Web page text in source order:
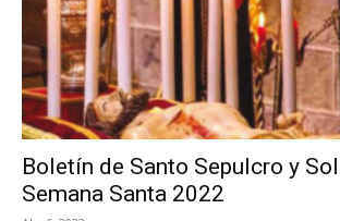
Boletín de Santo Sepulcro y
Semana Santa 2022